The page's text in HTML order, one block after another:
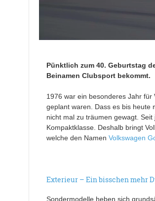
Pünktlich zum 40. Geburtstag
Beinamen Clubsport bekommt.
1976 war ein besonderes Jahr
geplant waren. Dass es bis heute
nicht mal zu träumen gewagt.
Kompaktklasse. Deshalb bringt
welche den Namen Volkswagen
Exterieur – Ein bisschen mehr
Sondermodelle heben sich